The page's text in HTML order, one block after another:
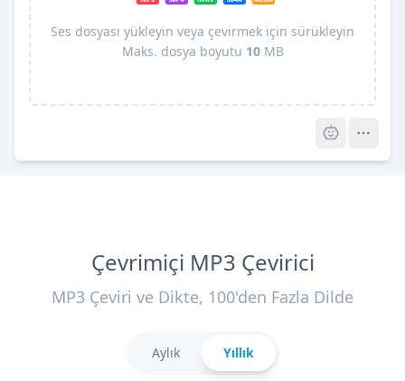
Ses dosyası yükleyin veya çevirmek için sürükleyin
Maks. dosya boyutu 10MB
Çevrimiçi MP3 Çevirici
MP3 Çeviri ve Dikte, 100'den Fazla Dilde
Aylık Yıllık